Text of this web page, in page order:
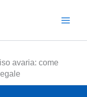
avaria: come